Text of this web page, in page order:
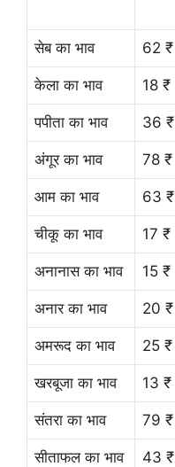
सेब का भाव 62 ₹
केला का भाव 18 ₹
पपीता का भाव 36 ₹
अंगूर का भाव 78 ₹
आम का भाव 63 ₹
चीकू का भाव 17 ₹
अनानास का भाव 15 ₹
अनार का भाव 20 ₹
अमरूद का भाव 25 ₹
खरबूजा का भाव 13 ₹
संतरा का भाव 79 ₹
सीताफल का भाव 43 ₹